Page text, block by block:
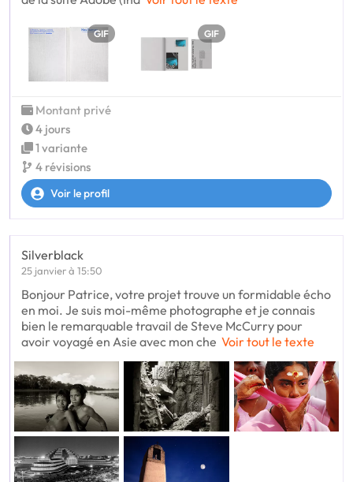
GIF GIF
Montant privé
4 jours
1 variante
4 révisions
Voir le profil
Silverblack
25 janvier à 15:50
Bonjour Patrice, votre projet trouve un formidable écho
en moi. Je suis moi-même photographe et je connais
bien le remarquable travail de Steve McCurry pour
avoir voyagé en Asie avec mon che Voir tout le texte